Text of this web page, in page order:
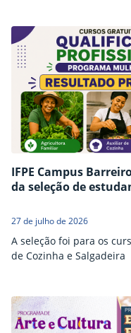
IFPE Campus
da seleção de
27 de julho de 2026
A seleção foi para os
de Cozinha e Salgadeira